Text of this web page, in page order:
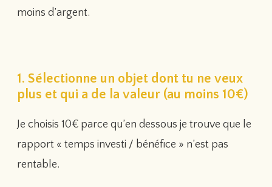
moins d’argent.
1. Sélectionne un objet dont tu ne veux
plus et qui a de la valeur (au moins 10€)
Je choisis 10€ parce qu’en dessous je trouve que le
rapport « temps investi / bénéfice » n’est pas
rentable.